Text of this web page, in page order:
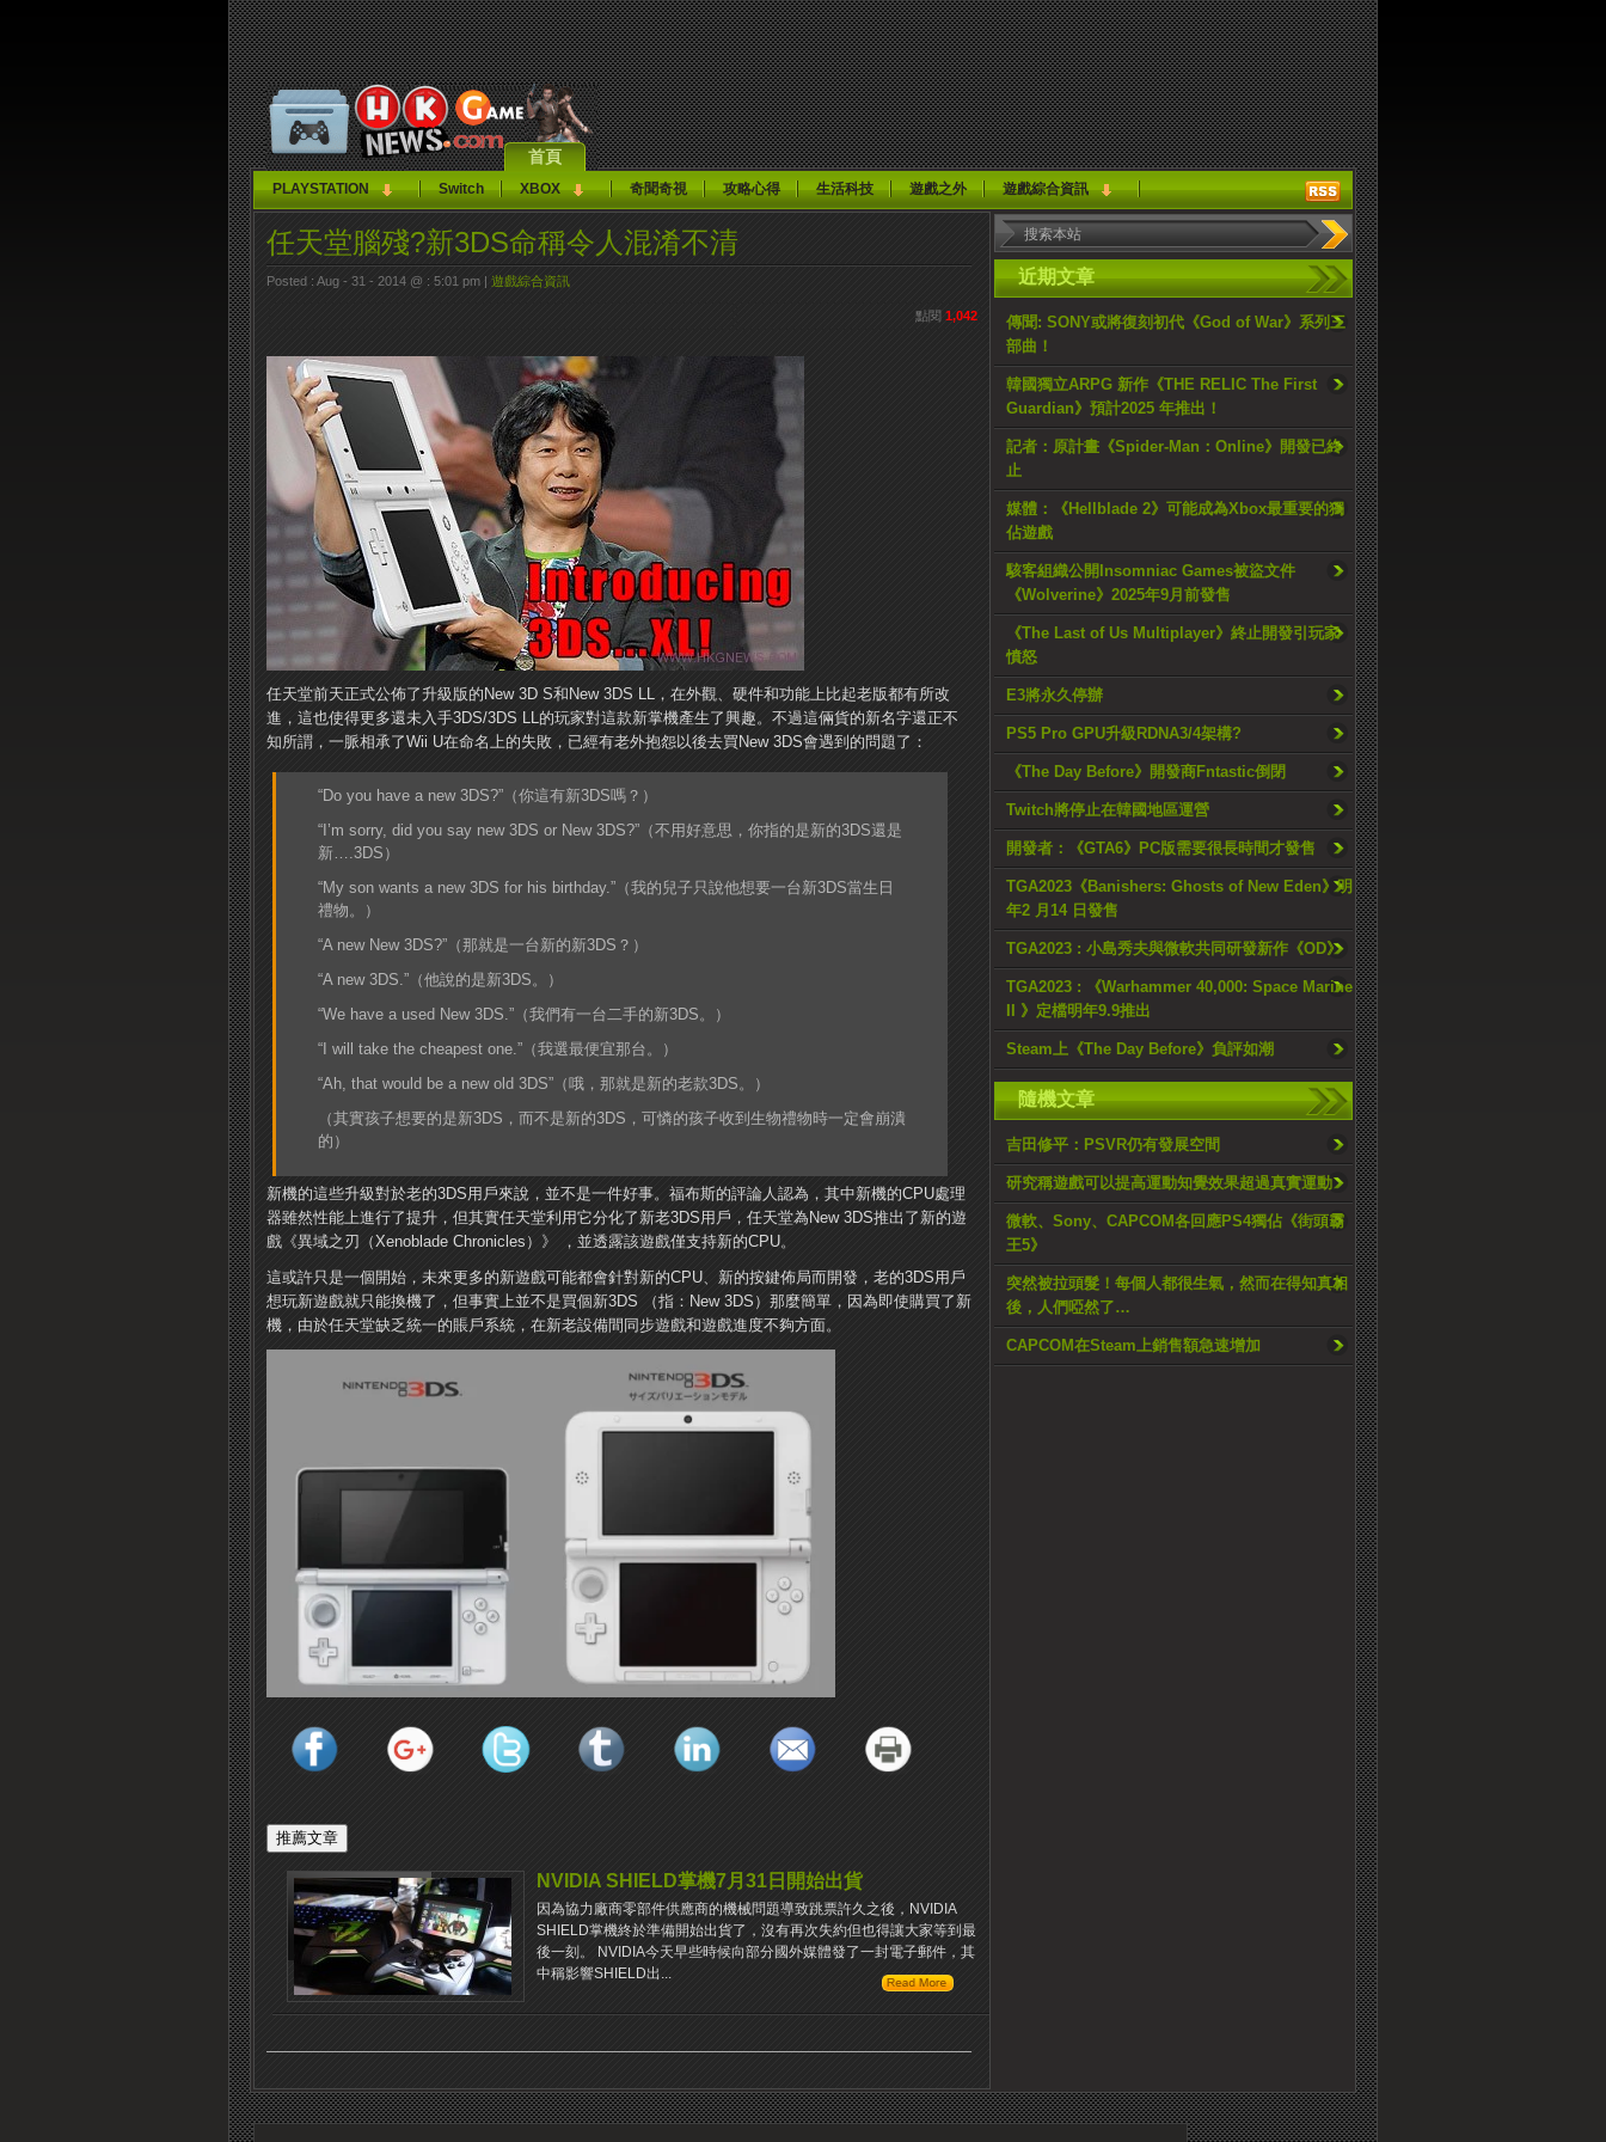
首頁
PLAYSTATION Switch XBOX 奇聞奇視 攻略心得 生活科技 遊戲之外 遊戲綜合資訊
近期文章
傳聞: SONY或將復刻初代《God of War》系列三
部曲！
韓國獨立ARPG 新作《THE RELIC The First
Guardian》預計2025 年推出！
記者：原計畫《Spider-Man：Online》開發已終
止
媒體：《Hellblade 2》可能成為Xbox最重要的獨
佔遊戲
駭客組織公開Insomniac Games被盜文件
《Wolverine》2025年9月前發售
《The Last of Us Multiplayer》終止開發引玩家
憤怒
E3將永久停辦
PS5 Pro GPU升級RDNA3/4架構?
《The Day Before》開發商Fntastic倒閉
Twitch將停止在韓國地區運營
開發者：《GTA6》PC版需要很長時間才發售
TGA2023《Banishers: Ghosts of New Eden》明
年2 月14 日發售
TGA2023 : 小島秀夫與微軟共同研發新作《OD》
TGA2023 : 《Warhammer 40,000: Space Marine
II 》定檔明年9.9推出
Steam上《The Day Before》負評如潮
隨機文章
吉田修平：PSVR仍有發展空間
研究稱遊戲可以提高運動知覺效果超過真實運動
微軟、Sony、CAPCOM各回應PS4獨佔《街頭霸
王5》
突然被拉頭髮！每個人都很生氣，然而在得知真相
後，人們啞然了…
CAPCOM在Steam上銷售額急速增加
任天堂腦殘?新3DS命稱令人混淆不清
Posted : Aug - 31 - 2014 @ : 5:01 pm | 遊戲綜合資訊
點閱 1,042
任天堂前天正式公佈了升級版的New 3D S和New 3DS LL，在外觀、硬件和功能上比起老版都有所改
進，這也使得更多還未入手3DS/3DS LL的玩家對這款新掌機產生了興趣。不過這倆貨的新名字還正不
知所謂，一脈相承了Wii U在命名上的失敗，已經有老外抱怨以後去買New 3DS會遇到的問題了：
“Do you have a new 3DS?”（你這有新3DS嗎？）
“I’m sorry, did you say new 3DS or New 3DS?”（不用好意思，你指的是新的3DS還是
新….3DS）
“My son wants a new 3DS for his birthday.”（我的兒子只說他想要一台新3DS當生日
禮物。）
“A new New 3DS?”（那就是一台新的新3DS？）
“A new 3DS.”（他說的是新3DS。）
“We have a used New 3DS.”（我們有一台二手的新3DS。）
“I will take the cheapest one.”（我選最便宜那台。）
“Ah, that would be a new old 3DS”（哦，那就是新的老款3DS。）
（其實孩子想要的是新3DS，而不是新的3DS，可憐的孩子收到生物禮物時一定會崩潰
的）
新機的這些升級對於老的3DS用戶來說，並不是一件好事。福布斯的評論人認為，其中新機的CPU處理
器雖然性能上進行了提升，但其實任天堂利用它分化了新老3DS用戶，任天堂為New 3DS推出了新的遊
戲《異域之刃（Xenoblade Chronicles）》 ，並透露該遊戲僅支持新的CPU。
這或許只是一個開始，未來更多的新遊戲可能都會針對新的CPU、新的按鍵佈局而開發，老的3DS用戶
想玩新遊戲就只能換機了，但事實上並不是買個新3DS （指：New 3DS）那麼簡單，因為即使購買了新
機，由於任天堂缺乏統一的賬戶系統，在新老設備間同步遊戲和遊戲進度不夠方面。
NVIDIA SHIELD掌機7月31日開始出貨
因為協力廠商零部件供應商的機械問題導致跳票許久之後，NVIDIA
SHIELD掌機終於準備開始出貨了，沒有再次失約但也得讓大家等到最
後一刻。 NVIDIA今天早些時候向部分國外媒體發了一封電子郵件，其
中稱影響SHIELD出...